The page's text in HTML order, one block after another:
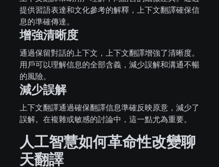
提供習語表達和文化參考的解釋，上下文翻譯確保信
息的準確傳達。
增強清晰度
通過保留對話的上下文，上下文翻譯增強了清晰度。
用戶可以理解信息的全部含義，減少誤解和溝通不暢
的風險。
減少誤解
上下文翻譯通過確保翻譯信息準確反映原意，減少了
誤解。在複雜或敏感的討論中，這一點尤為重要。
人工智慧如何革命性改變聊
天翻譯